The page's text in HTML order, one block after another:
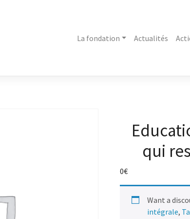
La fondation Actualités
qui
0€
Want a
intégrale,